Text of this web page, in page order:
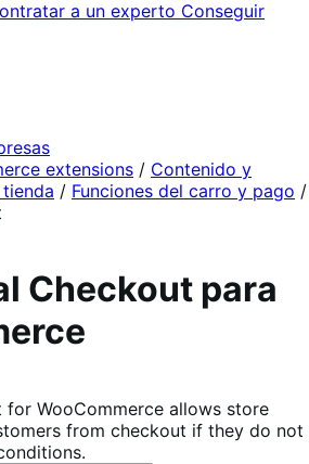
a un experto Conseguir
extensions / Contenido y
/ Funciones del carro y pago /
Checkout para
WooCommerce allows store
from checkout if they do not